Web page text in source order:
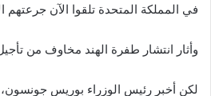
في المملكة المتحدة تلقوا الآن جرعتهم
وأثار انتشار طفرة الهند مخاوف من
لكن أخبر رئيس الوزراء بوريس